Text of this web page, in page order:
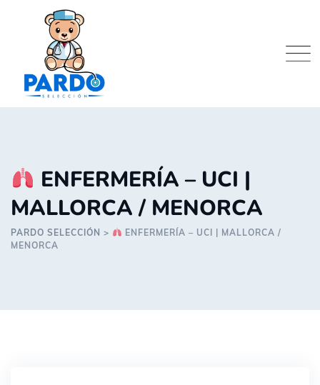
ENFERMERÍA – UCI |
MALLORCA / MENORCA
PARDO SELECCIÓN >
ENFERMERÍA – UCI | MALLORCA /
MENORCA